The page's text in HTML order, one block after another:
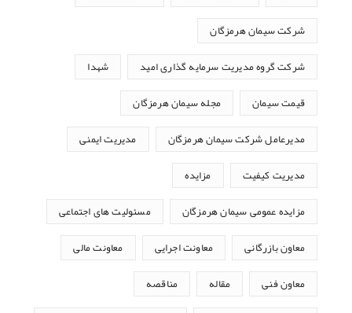
شرکت سیمان هرمزگان
شرکت گروه مدیریت سرمایه گذاری امید شهدا
قیمت سیمان مجله سیمان هرمزگان
مدیرعامل شرکت سیمان هرمزگان مدیریت ایمنی
مدیریت کیفیت مزایده
مزایده عمومی سیمان هرمزگان مسئولیت های اجتماعی
معاون بازرگانی معاونت اجرایی معاونت مالی
معاون فنی مقاله مناقصه